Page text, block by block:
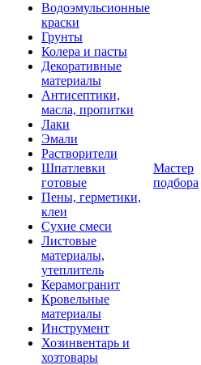
Водоэмульсионные
краски
Грунты
Колера и пасты
Декоративные
материалы
Антисептики,
масла, пропитки
Лаки
Эмали
Растворители
Шпатлевки
готовые
Пены, герметики,
клеи
Сухие смеси
Листовые
материалы,
утеплитель
Керамогранит
Кровельные
материалы
Инструмент
Хозинвентарь и
хозтовары
Мастер
подбора